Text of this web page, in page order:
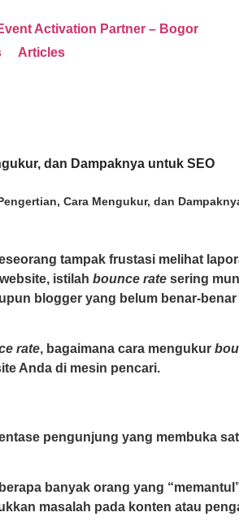
Articles
dan Dampaknya untuk SEO
Cara Mengukur, dan
istilah bounce rate sering
blogger yang belum benar-benar
rate, bagaimana cara mengukur
Anda di mesin pencari.
pengunjung yang membuka
banyak orang yang
masalah pada konten atau